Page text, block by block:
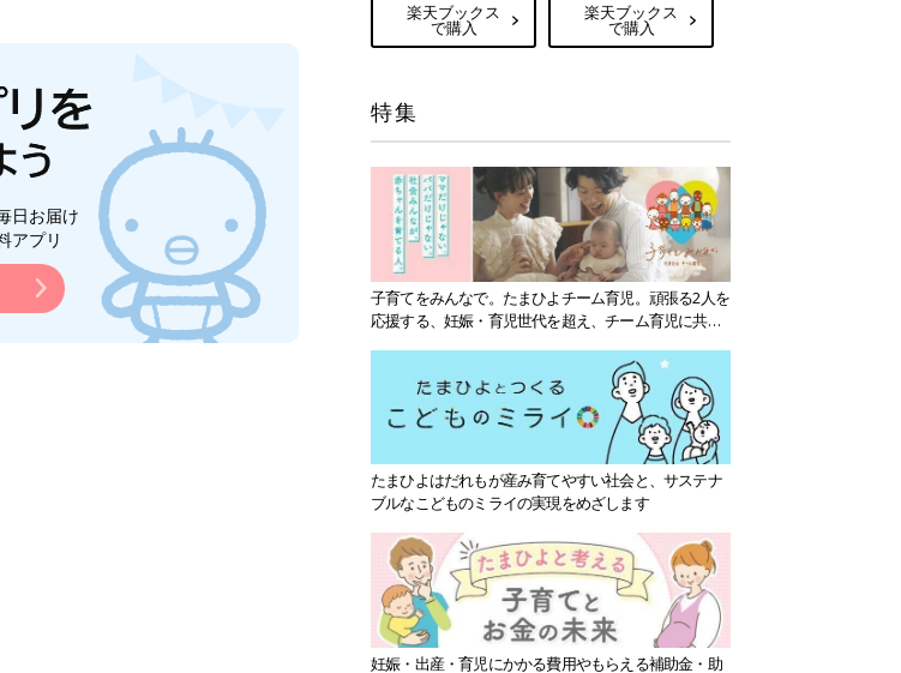
日お届け
アプリ
楽天ブックス
で購入
楽天ブックス
で購入
特集
子育てをみんなで。たまひよチーム育児。頑張る2人を
応援する、妊娠・育児世代を超え、チーム育児に共感
たまひよはだれもが産み育てやすい社会と、サステナ
ブルなこどものミライの実現をめざします
妊娠・出産・育児にかかる費用やもらえる補助金・助